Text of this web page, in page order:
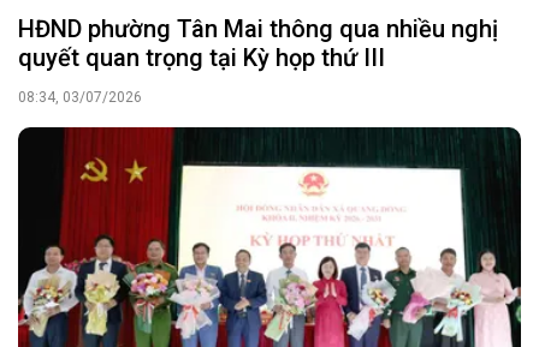
HĐND phường Tân Mai thông qua nhiều nghị
quyết quan trọng tại Kỳ họp thứ III
08:34, 03/07/2026